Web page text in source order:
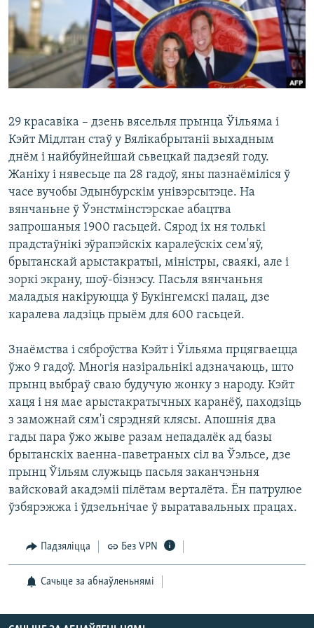
КУЛЬТУРА
КАЛЯНДАР
МОВА
НА ХВАЛЯХ СВАБОДЫ
29 красавіка – дзень вясельля прынца Ўільяма і
Кэйт Мідлтан стаў у Вялікабрытаніі выхадным
днём і найбуйнейшай сьвецкай падзеяй году.
Жаніху і нявесьце па 28 гадоў, яны пазнаёміліся ў
часе вучобы Эдынбурскім унівэрсытэце. На
вянчаньне ў Ўэнстмінстэрскае абацтва
запрошаныя 1900 гасьцей. Сярод іх ня толькі
прадстаўнікі эўрапэйскіх каралеўскіх сем'яў,
брытанскай арыстакратыі, міністры, сваякі, але і
зоркі экрану, шоў-бізнэсу. Пасьля вянчаньня
маладыя накіруюцца ў Букінгемскі палац, дзе
каралева ладзіць прыём для 600 гасьцей.
Знаёмства і сяброўства Кэйт і Ўільяма прцягваецца
ўжо 9 гадоў. Многія назіральнікі адзначаюць, што
прынц выбраў сваю будучую жонку з народу. Кэйт
хаця і ня мае арыстакратычных каранёў, паходзіць
з заможнай сям'і сярэдняй клясы. Апошнія два
гады пара ўжо жыве разам непадалёк ад базы
брытанскіх ваенна-паветраных сіл ва Ўэльсе, дзе
прынц Ўільям служыць пасьля заканчэньня
вайсковай акадэміі пілётам верталёта. Ён патрулюе
ўзбярэжжа і ўдзельнічае ў выратавальных працах.
Падзяліцца Без VPN
Сачыце за абнаўленьнямі